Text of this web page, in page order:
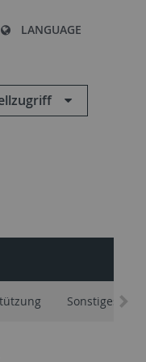
LANGUAGE
Sonstiges